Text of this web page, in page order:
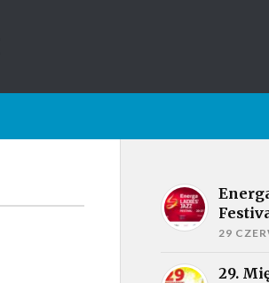
29
29.